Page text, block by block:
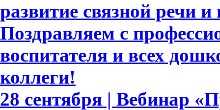
развитие связной речи
Поздравляем с
воспитателя и всех
коллеги!
28 сентября | Вебинар